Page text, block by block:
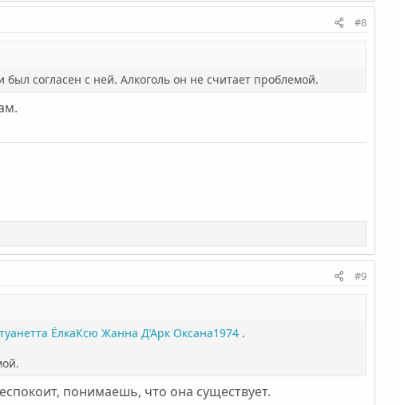
#8
согласен с ней. Алкоголь он не считает проблемой.
#9
ЁлкаКсю Жанна Д’Арк Оксана1974 .
понимаешь, что она существует.